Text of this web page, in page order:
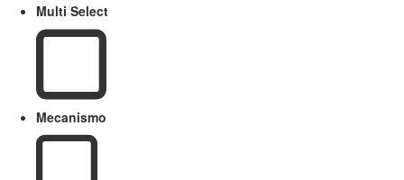
Multi Select
Mecanismo